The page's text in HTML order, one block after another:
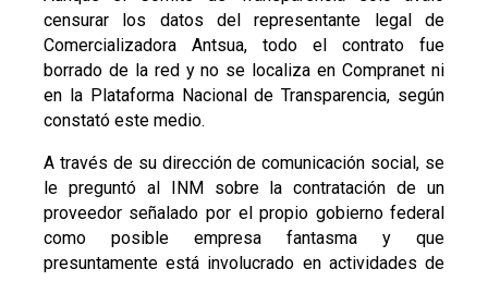
censurar los datos del representante legal de
Comercializadora Antsua, todo el contrato fue
borrado de la red y no se localiza en Compranet ni
en la Plataforma Nacional de Transparencia, según
constató este medio.
A través de su dirección de comunicación social, se
le preguntó al INM sobre la contratación de un
proveedor señalado por el propio gobierno federal
como posible empresa fantasma y que
presuntamente está involucrado en actividades de